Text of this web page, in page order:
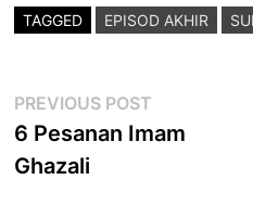
TAGGED EPISOD AKHIR
Post
navigation
PREVIOUS POST
post:
6 Pesanan Imam
Ghazali